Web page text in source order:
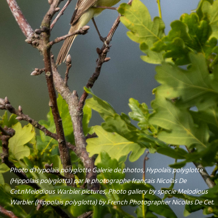
Photo d'Hypolaïs polyglotte Galerie de photos, Hypolaïs polyglotte
(Hippolais polyglotta) par le photographe français Nicolas De
Cet.nMelodious Warbler pictures, Photo gallery by specie Melodious
Warbler (Hippolais polyglotta) by French Photographer Nicolas De Cet.